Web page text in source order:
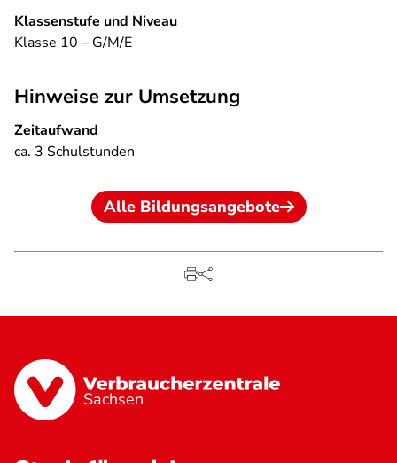
Klassenstufe und Niveau
Klasse 10 – G/M/E
Hinweise zur Umsetzung
Zeitaufwand
ca. 3 Schulstunden
Alle Bildungsangebote
Sachsen